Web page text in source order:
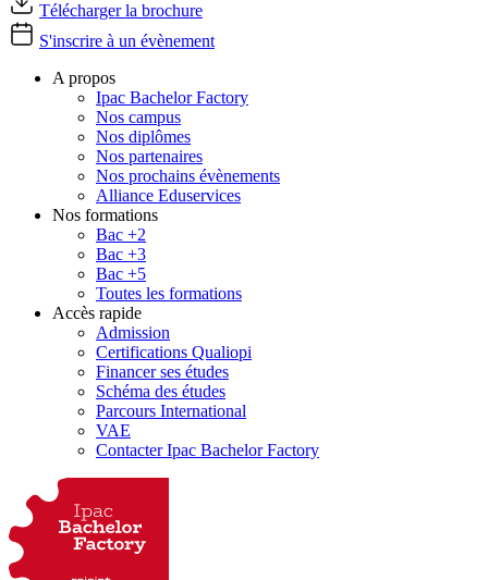
Télécharger la brochure
S'inscrire à un évènement
A propos
Ipac Bachelor Factory
Nos campus
Nos diplômes
Nos partenaires
Nos prochains évènements
Alliance Eduservices
Nos formations
Bac +2
Bac +3
Bac +5
Toutes les formations
Accès rapide
Admission
Certifications Qualiopi
Financer ses études
Schéma des études
Parcours International
VAE
Contacter Ipac Bachelor Factory